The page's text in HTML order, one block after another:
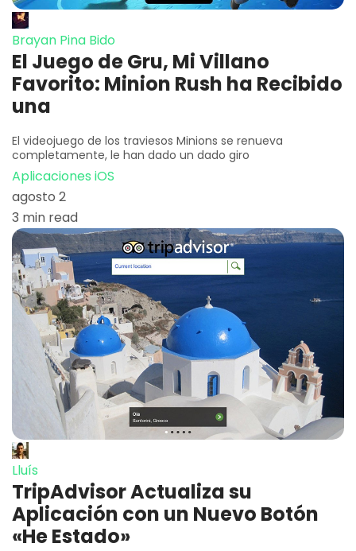
Brayan Pina Bido
El Juego de Gru, Mi Villano
Favorito: Minion Rush ha Recibido
una
El videojuego de los traviesos Minions se renueva
completamente, le han dado un dado giro
Aplicaciones iOS
agosto 2
3 min read
Lluís
TripAdvisor Actualiza su
Aplicación con un Nuevo Botón
«He Estado»